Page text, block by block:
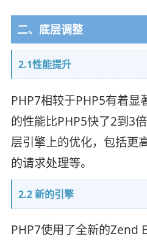
二、底层调整
2.1性能提升
PHP7相较于PHP5有着显
的性能比PHP5快了2到3
层引擎上的优化，包括更
的请求处理等。
2.2 新的引擎
PHP7使用了全新的Zend